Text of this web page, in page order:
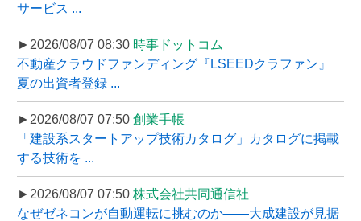
サービス ...
►2026/08/07 08:30 時事ドットコム
不動産クラウドファンディング『LSEEDクラファン』
夏の出資者登録 ...
►2026/08/07 07:50 創業手帳
「建設系スタートアップ技術カタログ」カタログに掲載
する技術を ...
►2026/08/07 07:50 株式会社共同通信社
なぜゼネコンが自動運転に挑むのか――大成建設が見据